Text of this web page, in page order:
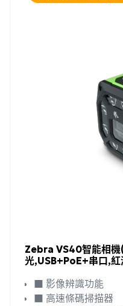
Zebra VS40智能相機
光,USB+PoE+串口,紅
■ 影像辨識功能
■ 高速條碼掃描器